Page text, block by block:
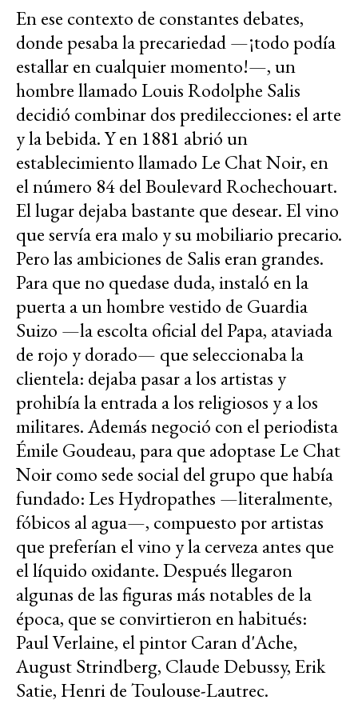
En ese contexto de constantes debates,
donde pesaba la precariedad —¡todo podía
estallar en cualquier momento!—, un
hombre llamado Louis Rodolphe Salis
decidió combinar dos predilecciones: el arte
y la bebida. Y en 1881 abrió un
establecimiento llamado Le Chat Noir, en
el número 84 del Boulevard Rochechouart.
El lugar dejaba bastante que desear. El vino
que servía era malo y su mobiliario precario.
Pero las ambiciones de Salis eran grandes.
Para que no quedase duda, instaló en la
puerta a un hombre vestido de Guardia
Suizo —la escolta oficial del Papa, ataviada
de rojo y dorado— que seleccionaba la
clientela: dejaba pasar a los artistas y
prohibía la entrada a los religiosos y a los
militares. Además negoció con el periodista
Émile Goudeau, para que adoptase Le Chat
Noir como sede social del grupo que había
fundado: Les Hydropathes —literalmente,
fóbicos al agua—, compuesto por artistas
que preferían el vino y la cerveza antes que
el líquido oxidante. Después llegaron
algunas de las figuras más notables de la
época, que se convirtieron en habitués:
Paul Verlaine, el pintor Caran d'Ache,
August Strindberg, Claude Debussy, Erik
Satie, Henri de Toulouse-Lautrec.